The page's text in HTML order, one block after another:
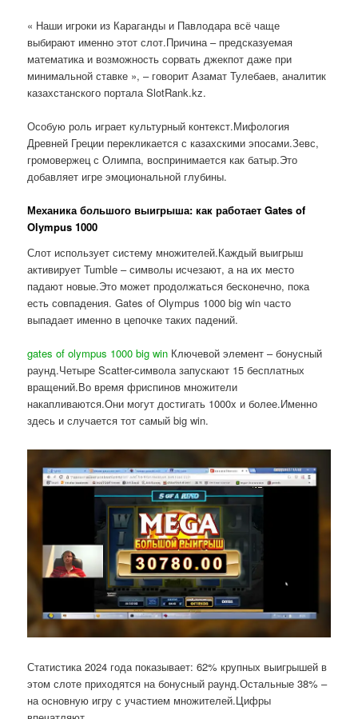
« Наши игроки из Караганды и Павлодара всё чаще
выбирают именно этот слот.Причина – предсказуемая
математика и возможность сорвать джекпот даже при
минимальной ставке », – говорит Азамат Тулебаев, аналитик
казахстанского портала SlotRank.kz.
Особую роль играет культурный контекст.Мифология
Древней Греции перекликается с казахскими эпосами.Зевс,
громовержец с Олимпа, воспринимается как батыр.Это
добавляет игре эмоциональной глубины.
Механика большого выигрыша: как работает Gates of
Olympus 1000
Слот использует систему множителей.Каждый выигрыш
активирует Tumble – символы исчезают, а на их место
падают новые.Это может продолжаться бесконечно, пока
есть совпадения. Gates of Olympus 1000 big win часто
выпадает именно в цепочке таких падений.
gates of olympus 1000 big win Ключевой элемент – бонусный
раунд.Четыре Scatter-символа запускают 15 бесплатных
вращений.Во время фриспинов множители
накапливаются.Они могут достигать 1000x и более.Именно
здесь и случается тот самый big win.
Статистика 2024 года показывает: 62% крупных выигрышей в
этом слоте приходятся на бонусный раунд.Остальные 38% –
на основную игру с участием множителей.Цифры